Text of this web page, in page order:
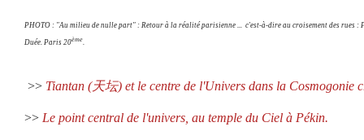
PHOTO : "Au milieu de nulle part" : Retour à la réalité parisienne ... c'est-à-dire au croisement des rues :
Duée. Paris 20ème.
>> Tiantan (天坛) et le centre de l'Univers dans la Cosmogonie
>> Le point central de l'univers, au temple du Ciel à Pékin.